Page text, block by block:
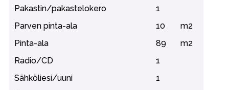
Pakastin/pakastelokero
1
Parven pinta-ala
10
m2
Pinta-ala
89
m2
Radio/CD
1
Sähköliesi/uuni
1